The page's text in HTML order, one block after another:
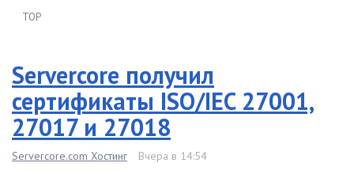
TOP
Servercore получил
сертификаты ISO/IEC 27001,
27017 и 27018
Servercore.com Хостинг Вчера в 14:54